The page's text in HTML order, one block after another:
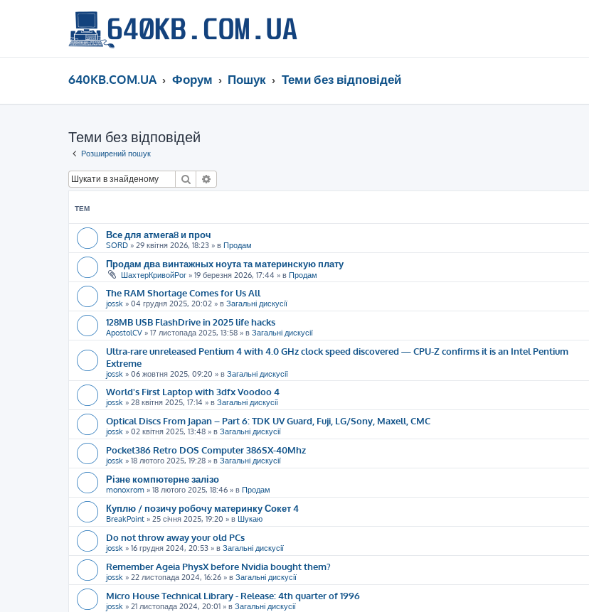
640KB.COM.UA Форум Пошук Теми без відповідей
Теми без відповідей
Розширений пошук
Пошук
ТЕМ
Все для атмега8 и проч
SORD » 29 квітня 2026, 18:23 » в Продам
Продам два винтажных ноута та материнскую плату
ШахтерКривойРог » 19 березня 2026, 17:44 » в Продам
The RAM Shortage Comes for Us All
jossk » 04 грудня 2025, 20:02 » в Загальні дискусії
128MB USB FlashDrive in 2025 life hacks
ApostolCV » 17 листопада 2025, 13:58 » в Загальні дискусії
Ultra-rare unreleased Pentium 4 with 4.0 GHz clock speed discovered — CPU-Z confirms it is an Intel Pentium
Extreme
jossk » 06 жовтня 2025, 09:20 » в Загальні дискусії
World's First Laptop with 3dfx Voodoo 4
jossk » 28 квітня 2025, 17:14 » в Загальні дискусії
Optical Discs From Japan – Part 6: TDK UV Guard, Fuji, LG/Sony, Maxell, CMC
jossk » 02 квітня 2025, 13:48 » в Загальні дискусії
Pocket386 Retro DOS Computer 386SX-40Mhz
jossk » 18 лютого 2025, 19:28 » в Загальні дискусії
Різне компютерне залізо
monoxrom » 18 лютого 2025, 18:46 » в Продам
Куплю / позичу робочу материнку Сокет 4
BreakPoint » 25 січня 2025, 19:20 » в Шукаю
Do not throw away your old PCs
jossk » 16 грудня 2024, 20:53 » в Загальні дискусії
Remember Ageia PhysX before Nvidia bought them?
jossk » 22 листопада 2024, 16:26 » в Загальні дискусії
Micro House Technical Library - Release: 4th quarter of 1996
jossk » 21 листопада 2024, 20:01 » в Загальні дискусії